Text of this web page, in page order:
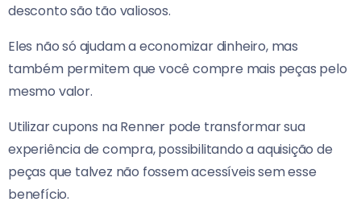
desconto são tão valiosos.
Eles não só ajudam a economizar dinheiro, mas
também permitem que você compre mais peças pelo
mesmo valor.
Utilizar cupons na Renner pode transformar sua
experiência de compra, possibilitando a aquisição de
peças que talvez não fossem acessíveis sem esse
benefício.